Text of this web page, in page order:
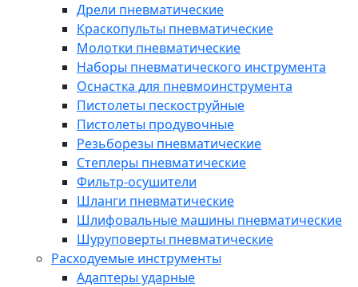
Дрели пневматические
Краскопульты пневматические
Молотки пневматические
Наборы пневматического инструмента
Оснастка для пневмоинструмента
Пистолеты пескоструйные
Пистолеты продувочные
Резьборезы пневматические
Степлеры пневматические
Фильтр-осушители
Шланги пневматические
Шлифовальные машины пневматические
Шуруповерты пневматические
Расходуемые инструменты
Адаптеры ударные